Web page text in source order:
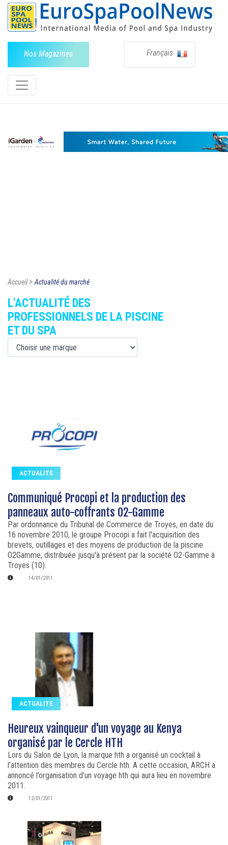
Nos Magazines Français
Accueil>Actualité du marché
L'ACTUALITÉ DES
PROFESSIONNELS DE LA PISCINE
ET DU SPA
ACTUALITE
Communiqué Procopi et la production des
panneaux auto-coffrants O2-Gamme
Par ordonnance du Tribunal de Commerce de Troyes, en date du
16 novembre 2010, le groupe Procopi a fait l'acquisition des
brevets, outillages et des moyens de production de la piscine
O2Gamme, distribuée jusqu'à présent par la société O2-Gamme à
Troyes (10).
14/01/2011
ACTUALITE
Heureux vainqueur d'un voyage au Kenya
organisé par le Cercle HTH
Lors du Salon de Lyon, la marque hth a organisé un cocktail à
l’attention des membres du Cercle hth. A cette occasion, ARCH a
annoncé l’organisation d’un voyage hth qui aura lieu en novembre
2011.
12/01/2011